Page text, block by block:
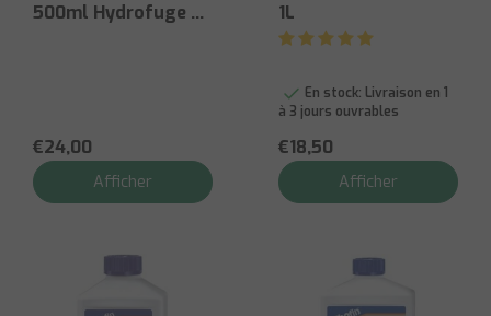
500ml Hydrofuge &
€24,00
Afficher
1L
En stock: Livraison en 1
à 3 jours ouvrables
€18,50
Afficher